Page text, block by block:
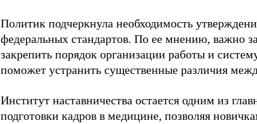
Политик подчеркнула необходимость
федеральных стандартов. По ее мнению, важно
закрепить порядок организации работы и
поможет устранить существенные различия
Институт наставничества остается одним из
подготовки кадров в медицине, позволяя